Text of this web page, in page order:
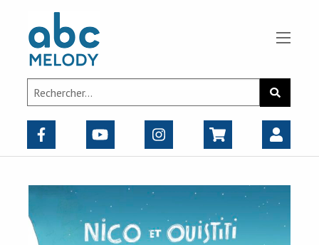
Search
for:
Panneau de gestion des cookies